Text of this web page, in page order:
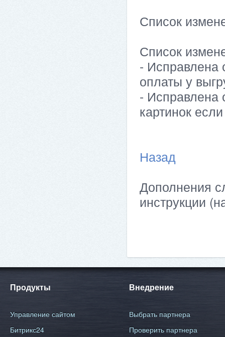
Список
Список
- Исправлена
оплаты у
- Исправлена
картинок
Назад
Дополнения
инструкции
Продукты
Управление сайтом
Битрикс24
Внедрение
Выбрать партнера
Проверить партнера